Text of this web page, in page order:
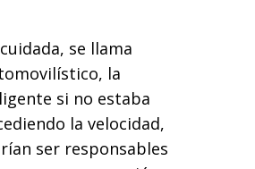
se llama
la
si no estaba
la velocidad,
ser responsables